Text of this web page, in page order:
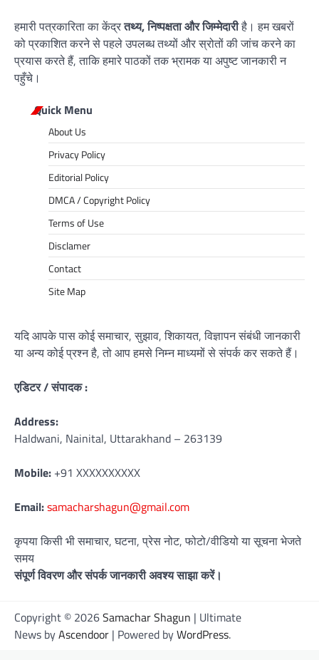
हमारी पत्रकारिता का केंद्रतथ्य, निष्पक्षता और जिम्मेदारीहै। हम खबरों
को प्रकाशित करने से पहले उपलब्ध तथ्यों और स्रोतों की जांच करने का
प्रयास करते हैं, ताकि हमारे पाठकों तक भ्रामक या अपुष्ट जानकारी न
पहुँचे।
Quick Menu
About Us
Privacy Policy
Editorial Policy
DMCA / Copyright Policy
Terms of Use
Disclamer
Contact
Site Map
यदि आपके पास कोई समाचार, सुझाव, शिकायत, विज्ञापन संबंधी जानकारी
या अन्य कोई प्रश्न है, तो आप हमसे निम्न माध्यमों से संपर्क कर सकते हैं।
एडिटर / संपादक :
Address:
Haldwani, Nainital, Uttarakhand – 263139
Mobile: +91 XXXXXXXXXX
Email:samacharshagun@gmail.com
कृपया किसी भी समाचार, घटना, प्रेस नोट, फोटो/वीडियो या सूचना भेजते
समय
संपूर्ण विवरण और संपर्क जानकारी अवश्य साझा करें।
Copyright © 2026Samachar Shagun | Ultimate
News byAscendoor | Powered byWordPress.